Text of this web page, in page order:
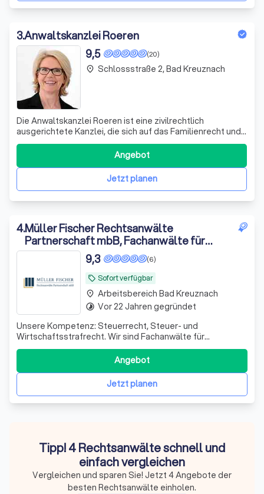
3.Anwaltskanzlei Roeren
(20)
9,5
Die Anwaltskanzlei Roeren ist eine zivilrechtlich
ausgerichtete Kanzlei, die sich auf das Familienrecht und
Erbrecht spezialisiert hat. Unser Hauptziel ist es,
Menschen bei der Lösung ihrer Konflikte zu unterstützen,
sowohl außergerichtlich als auch gerichtlich. Neben dem
gerichtlichen Weg bieten wiJetzt planen
Angebot
place Schlossstraße 2, Bad Kreuznach
4.Müller Fischer Rechtsanwälte
Partnerschaft mbB, Fachanwälte für
Steuerrecht und Strafrecht
local_offer Sofort verfügbar
(6)
9,3
Unsere Kompetenz: Steuerrecht, Steuer- und
Wirtschaftsstrafrecht. Wir sind Fachanwälte für
Steuerrecht und Strafrecht und beraten an der
Schnittstelle zwischen Steuerrecht und Steuerstrafrecht.
Jetzt planen
Angebot
place Arbeitsbereich Bad Kreuznach
timelapse Vor 22 Jahren gegründet
Tipp! 4 Rechtsanwälte schnell und
einfach vergleichen
Vergleichen und sparen Sie! Jetzt 4 Angebote der
besten Rechtsanwälte einholen.